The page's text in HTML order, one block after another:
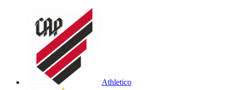
Athletico